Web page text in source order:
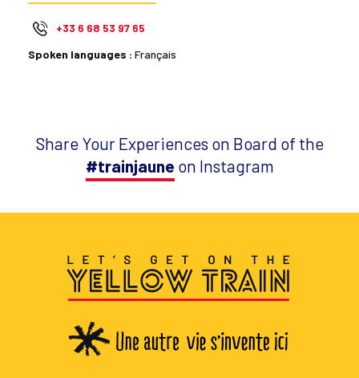
+33 6 68 53 97 65
Spoken languages : Français
Share Your Experiences on Board of the
#trainjaune on Instagram